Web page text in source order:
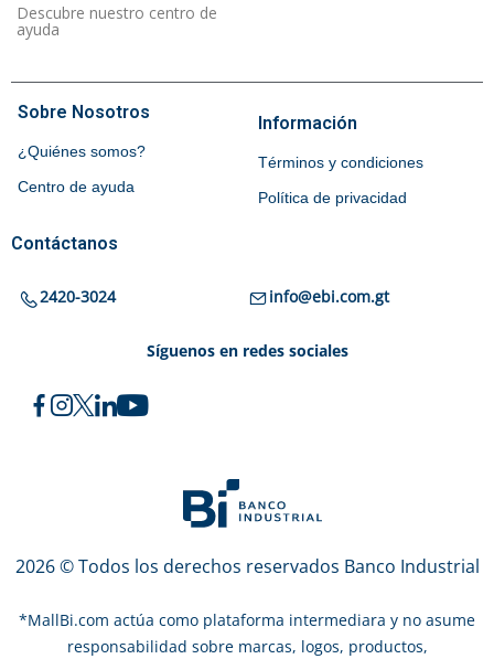
Descubre nuestro centro de
ayuda
Sobre Nosotros
¿Quiénes somos?
Centro de ayuda
Información
Términos y condiciones
Política de privacidad
Contáctanos
2420-3024 info@ebi.com.gt
Síguenos en redes sociales
2026 © Todos los derechos reservados Banco Industrial
*MallBi.com actúa como plataforma intermediara y no asume
responsabilidad sobre marcas, logos, productos,